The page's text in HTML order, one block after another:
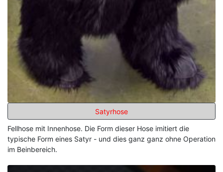
Satyrhose
Fellhose mit Innenhose. Die Form dieser Hose imitiert die
typische Form eines Satyr - und dies ganz ganz ohne Operation
im Beinbereich.